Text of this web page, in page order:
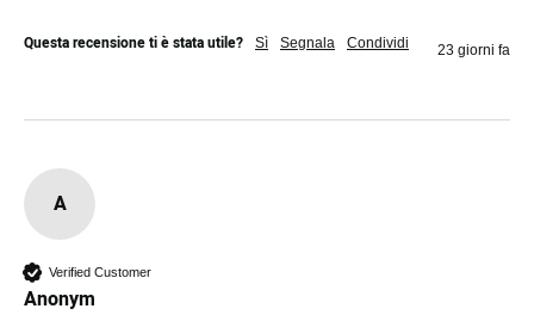
Questa recensione ti è stata utile? Sì Segnala Condividi 23 giorni fa
A
Verified Customer
Anonym